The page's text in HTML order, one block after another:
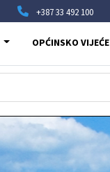
+387 33 492 100
OPĆINSKO VIJEĆE